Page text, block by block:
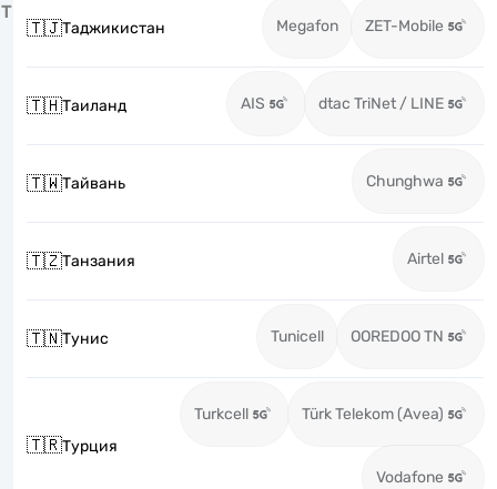
Т
🇹🇯Таджикистан Megafon ZET-Mobile
🇹🇭Таиланд AIS dtac TriNet / LINE
🇹🇼Тайвань Chunghwa
🇹🇿Танзания Airtel
🇹🇳Тунис Tunicell OOREDOO TN
🇹🇷Турция
Turkcell Türk Telekom (Avea)
Vodafone